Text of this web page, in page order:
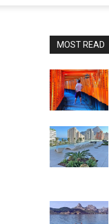
MOST READ